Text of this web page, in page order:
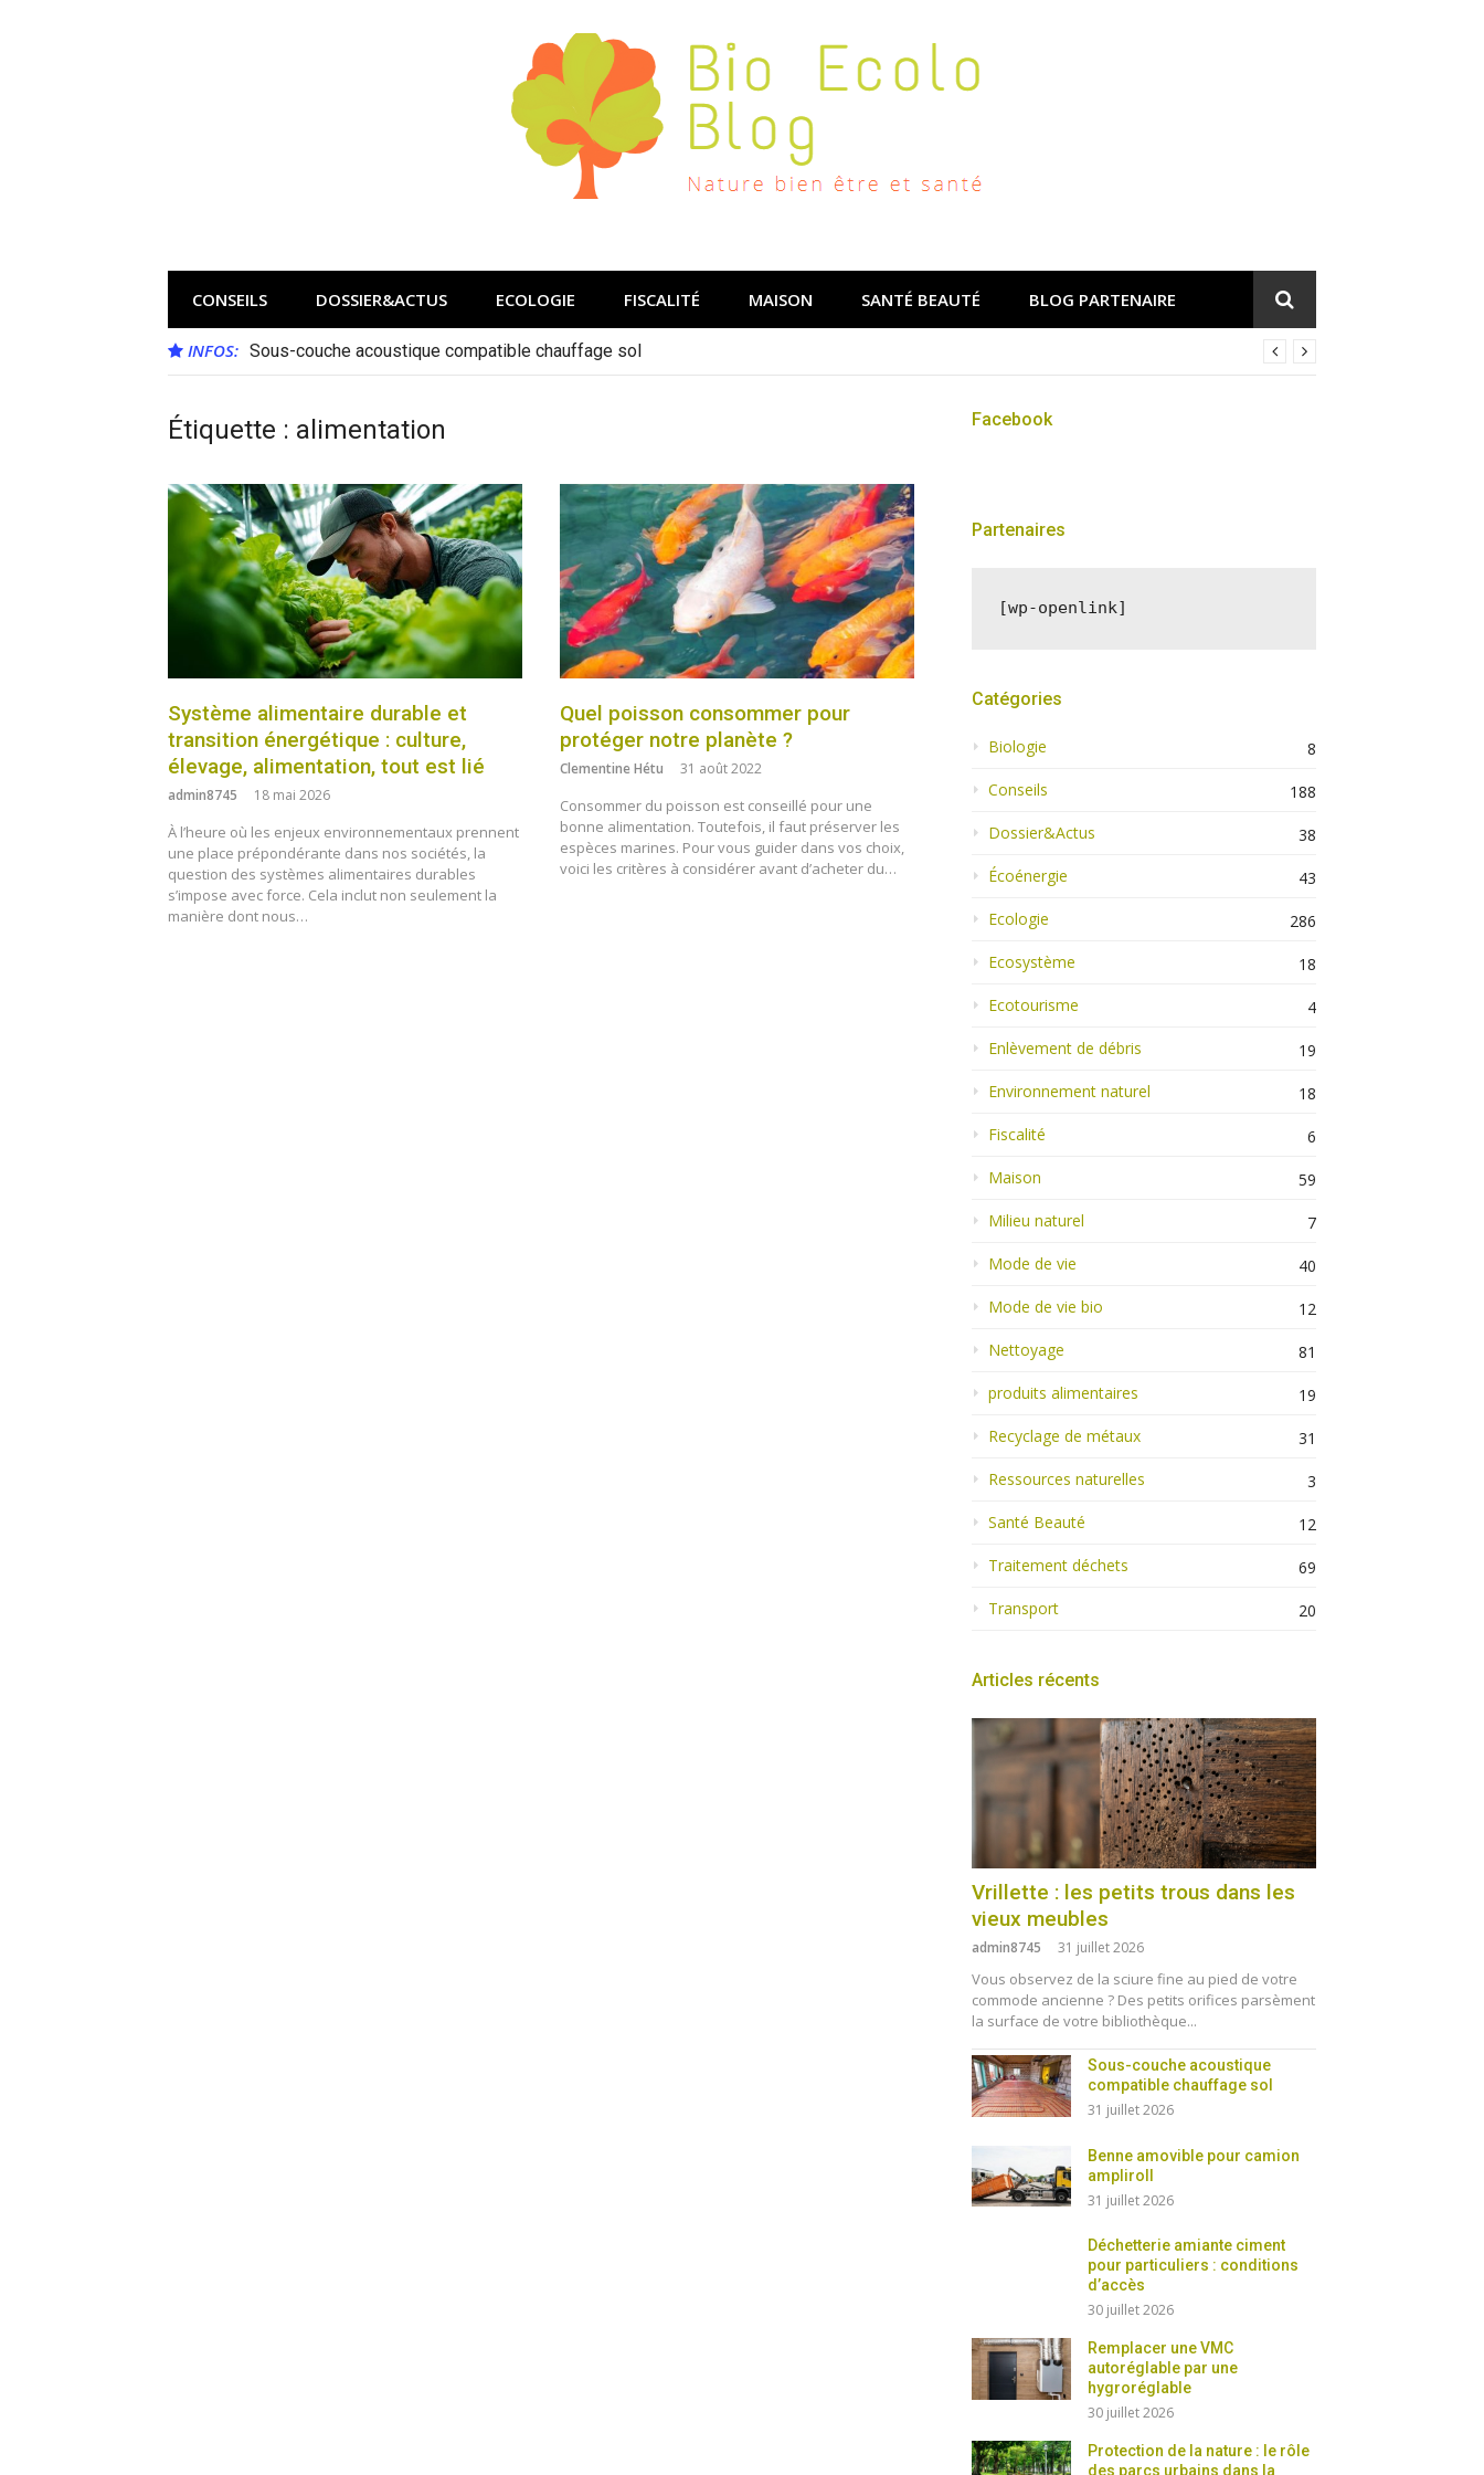
CONSEILS DOSSIER&ACTUS ECOLOGIE FISCALITÉ MAISON SANTÉ BEAUTÉ BLOG PARTENAIRE
INFOS: Sous-couche acoustique compatible chauffage sol
Étiquette : alimentation
Système alimentaire durable et
transition énergétique : culture,
élevage, alimentation, tout est lié
admin8745 18 mai 2026
À l’heure où les enjeux environnementaux prennent
une place prépondérante dans nos sociétés, la
question des systèmes alimentaires durables
s’impose avec force. Cela inclut non seulement la
manière dont nous…
Quel poisson consommer pour
protéger notre planète ?
Clementine Hétu 31 août 2022
Consommer du poisson est conseillé pour une
bonne alimentation. Toutefois, il faut préserver les
espèces marines. Pour vous guider dans vos choix,
voici les critères à considérer avant d’acheter du…
Facebook
Partenaires
[wp-openlink]
Catégories
Biologie
8
Conseils
188
Dossier&Actus
38
Écoénergie
43
Ecologie
286
Ecosystème
18
Ecotourisme
4
Enlèvement de débris
19
Environnement naturel
18
Fiscalité
6
Maison
59
Milieu naturel
7
Mode de vie
40
Mode de vie bio
12
Nettoyage
81
produits alimentaires
19
Recyclage de métaux
31
Ressources naturelles
3
Santé Beauté
12
Traitement déchets
69
Transport
20
Articles récents
Vrillette : les petits trous dans les
vieux meubles
admin8745 31 juillet 2026
Vous observez de la sciure fine au pied de votre
commode ancienne ? Des petits orifices parsèment
la surface de votre bibliothèque...
Sous-couche acoustique
compatible chauffage sol
31 juillet 2026
Benne amovible pour camion
ampliroll
31 juillet 2026
Déchetterie amiante ciment
pour particuliers : conditions
d’accès
30 juillet 2026
Remplacer une VMC
autoréglable par une
hygroréglable
30 juillet 2026
Protection de la nature : le rôle
des parcs urbains dans la